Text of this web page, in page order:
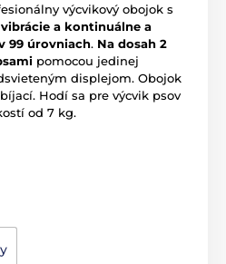
výcvikový obojok s
a kontinuálne a
99 úrovniach. Na dosah 2
pomocou jedinej
displejom. Obojok
Hodí sa pre výcvik psov
od 7 kg.